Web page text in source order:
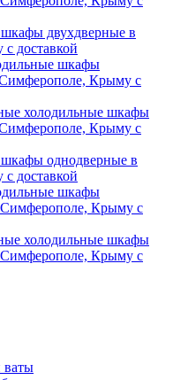
двухдверные в
доставкой
шкафы
Крыму с
холодильные шкафы
Крыму с
однодверные в
доставкой
шкафы
Крыму с
холодильные шкафы
Крыму с
ваты